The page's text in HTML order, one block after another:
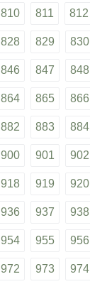
810 811 812
828 829 830
846 847 848
864 865 866
882 883 884
900 901 902
918 919 920
936 937 938
954 955 956
972 973 974